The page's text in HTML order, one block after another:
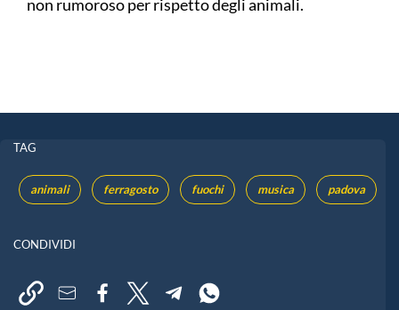
non rumoroso per rispetto degli animali.
TAG
animali ferragosto fuochi musica padova
CONDIVIDI